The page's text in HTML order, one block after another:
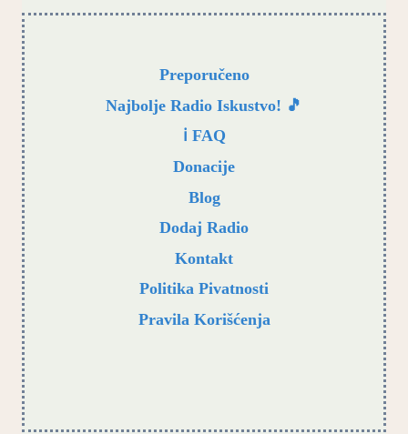
Preporučeno
Najbolje Radio Iskustvo! 🎵
ℹ️ FAQ
Donacije
Blog
Dodaj Radio
Kontakt
Politika Pivatnosti
Pravila Korišćenja